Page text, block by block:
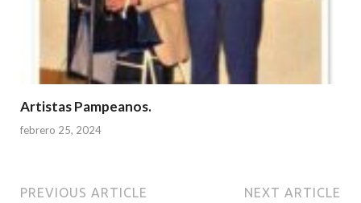
Artistas Pampeanos.
febrero 25, 2024
PREVIOUS ARTICLE NEXT ARTICLE